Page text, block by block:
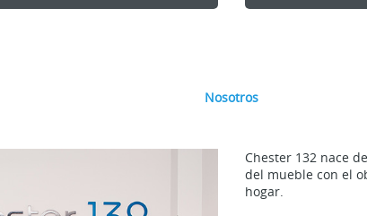
Nosotros
Chester 132 nace
del mueble con el
hogar.